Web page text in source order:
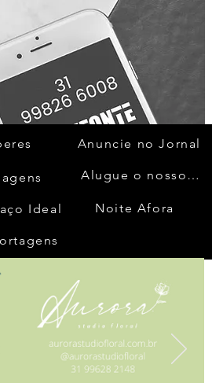
Ideal
Anuncie no Jornal
Alugue o nosso espaço
Noite Afora